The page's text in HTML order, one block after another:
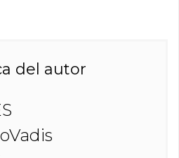
del autor